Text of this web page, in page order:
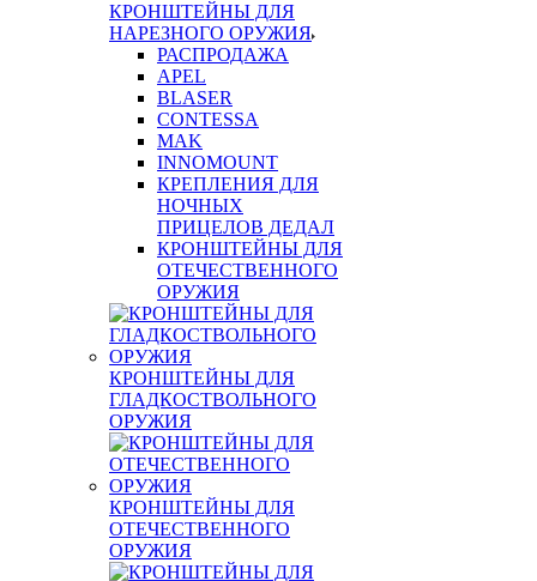
КРОНШТЕЙНЫ ДЛЯ
НАРЕЗНОГО ОРУЖИЯ
РАСПРОДАЖА
APEL
BLASER
CONTESSA
MAK
INNOMOUNT
КРЕПЛЕНИЯ ДЛЯ
НОЧНЫХ
ПРИЦЕЛОВ ДЕДАЛ
КРОНШТЕЙНЫ ДЛЯ
ОТЕЧЕСТВЕННОГО
ОРУЖИЯ
КРОНШТЕЙНЫ ДЛЯ
ГЛАДКОСТВОЛЬНОГО
ОРУЖИЯ
КРОНШТЕЙНЫ ДЛЯ
ОТЕЧЕСТВЕННОГО
ОРУЖИЯ